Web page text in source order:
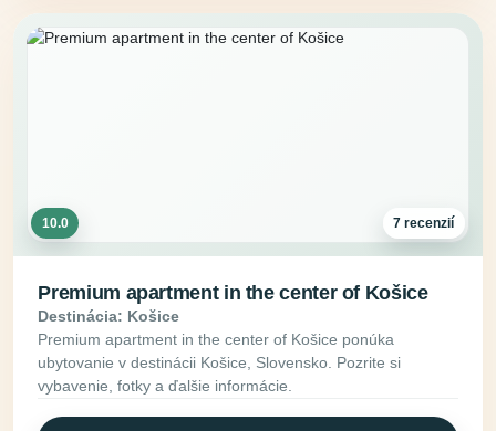
10.0 7 recenzií
Premium apartment in the center of Košice
Destinácia: Košice
Premium apartment in the center of Košice ponúka
ubytovanie v destinácii Košice, Slovensko. Pozrite si
vybavenie, fotky a ďalšie informácie.